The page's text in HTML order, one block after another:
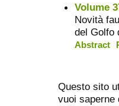
Volume
Novità
del Golfo
Abstract
Questo sito
vuoi saperne